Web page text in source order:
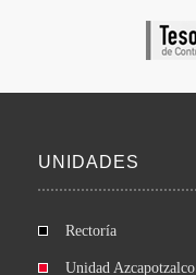
UNIDADES
Rectoría
Unidad Azcapotzalco